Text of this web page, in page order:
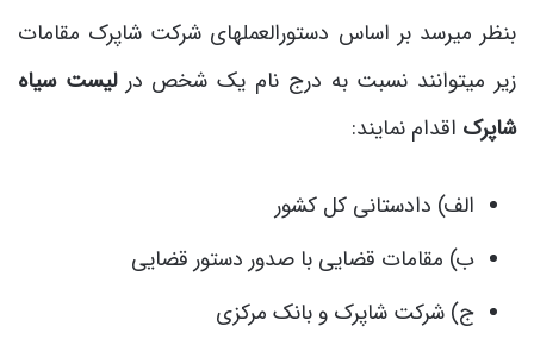
بنظر میرسد بر اساس دستورالعملهای شرکت شاپرک مقامات
زیر میتوانند نسبت به درج نام یک شخص درلیست سیاه
شاپرک اقدام نمایند:
الف) دادستانی کل کشور
ب) مقامات قضایی با صدور دستور قضایی
ج) شرکت شاپرک و بانک مرکزی